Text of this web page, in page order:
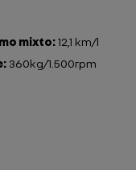
mixto:12,1 km/l
360kg/1.500rpm